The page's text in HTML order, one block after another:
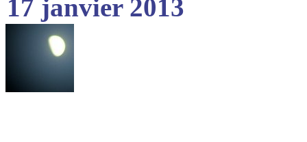
17 janvier 2013